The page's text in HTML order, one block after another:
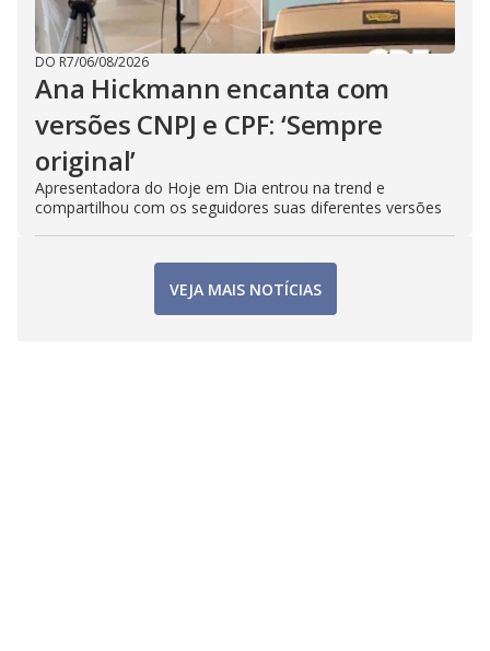
DO R7/06/08/2026
Ana Hickmann encanta com
versões CNPJ e CPF: ‘Sempre
original’
Apresentadora do Hoje em Dia entrou na trend e
compartilhou com os seguidores suas diferentes versões
VEJA MAIS NOTÍCIAS